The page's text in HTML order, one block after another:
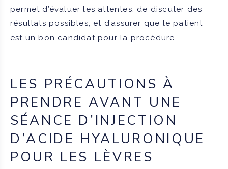
permet d’évaluer les attentes, de discuter des
résultats possibles, et d’assurer que le patient
est un bon candidat pour la procédure.
LES PRÉCAUTIONS À
PRENDRE AVANT UNE
SÉANCE D’INJECTION
D’ACIDE HYALURONIQUE
POUR LES LÈVRES